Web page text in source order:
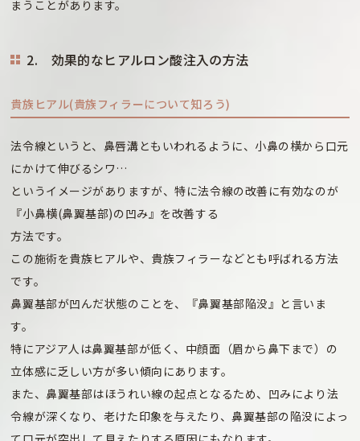
まうことがあります。
2. 効果的なヒアルロン酸注入の方法
貴族ヒアル(貴族フィラーについて知ろう)
法令線というと、鼻唇溝ともいわれるように、小鼻の横から口元
にかけて伸びるシワ…
というイメージがありますが、特に法令線の改善に有効なのが
『小鼻横(鼻翼基部)の凹み』を改善する
方法です。
この施術を貴族ヒアルや、貴族フィラーなどとも呼ばれる方法
です。
鼻翼基部が凹んだ状態のことを、『鼻翼基部陥没』と言いま
す。
特にアジア人は鼻翼基部が低く、中顔面（眉から鼻下まで）の
立体感に乏しい方が多い傾向にあります。
また、鼻翼基部はほうれい線の起点となるため、凹みにより法
令線が深くなり、老けた印象を与えたり、鼻翼基部の陥没によっ